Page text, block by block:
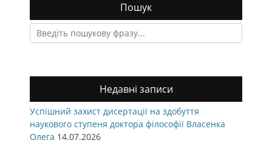
Пошук
Search
for:
Недавні записи
Успішний захист дисертації на здобуття
наукового ступеня доктора філософії Власенка
Олега 14.07.2026